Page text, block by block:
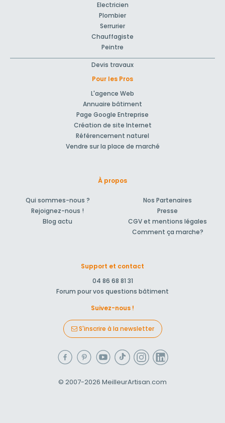
Electricien
Plombier
Serrurier
Chauffagiste
Peintre
Devis travaux
Pour les Pros
L'agence Web
Annuaire bâtiment
Page Google Entreprise
Création de site Internet
Référencement naturel
Vendre sur la place de marché
À propos
Qui sommes-nous ?
Rejoignez-nous !
Blog actu
Nos Partenaires
Presse
CGV et mentions légales
Comment ça marche?
Support et contact
04 86 68 81 31
Forum pour vos questions bâtiment
Suivez-nous !
S'inscrire à la newsletter
© 2007-2026 MeilleurArtisan.com